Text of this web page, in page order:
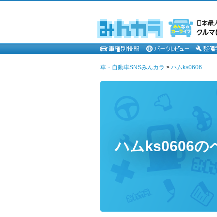
車・自動車SNSみんカラ > ハムks0606
ハムks0606の